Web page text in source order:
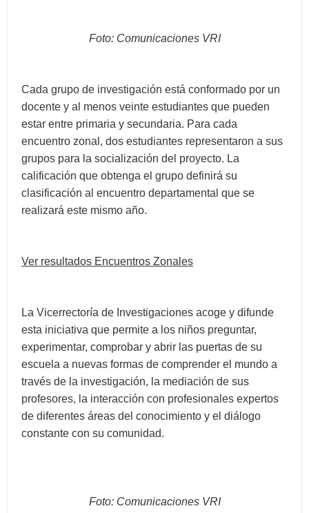
Foto: Comunicaciones VRI
Cada grupo de investigación está conformado por un
docente y al menos veinte estudiantes que pueden
estar entre primaria y secundaria. Para cada
encuentro zonal, dos estudiantes representaron a sus
grupos para la socialización del proyecto. La
calificación que obtenga el grupo definirá su
clasificación al encuentro departamental que se
realizará este mismo año.
Ver resultados Encuentros Zonales
La Vicerrectoría de Investigaciones acoge y difunde
esta iniciativa que permite a los niños preguntar,
experimentar, comprobar y abrir las puertas de su
escuela a nuevas formas de comprender el mundo a
través de la investigación, la mediación de sus
profesores, la interacción con profesionales expertos
de diferentes áreas del conocimiento y el diálogo
constante con su comunidad.
Foto: Comunicaciones VRI